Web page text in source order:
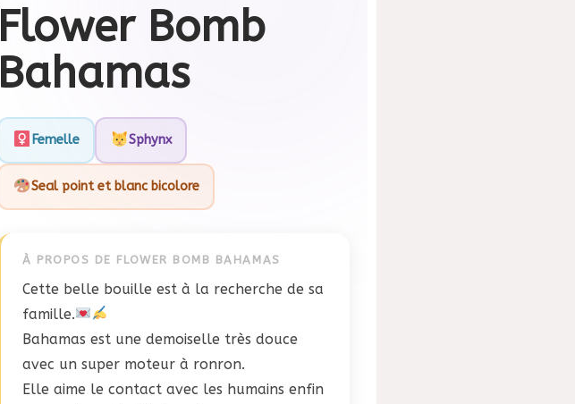
Flower Bomb
Bahamas
Femelle Sphynx
Seal point et blanc bicolore
À PROPOS DE FLOWER BOMB BAHAMAS
Cette belle bouille est à la recherche de sa
famille.
Bahamas est une demoiselle très douce
avec un super moteur à ronron.
Elle aime le contact avec les humains enfin